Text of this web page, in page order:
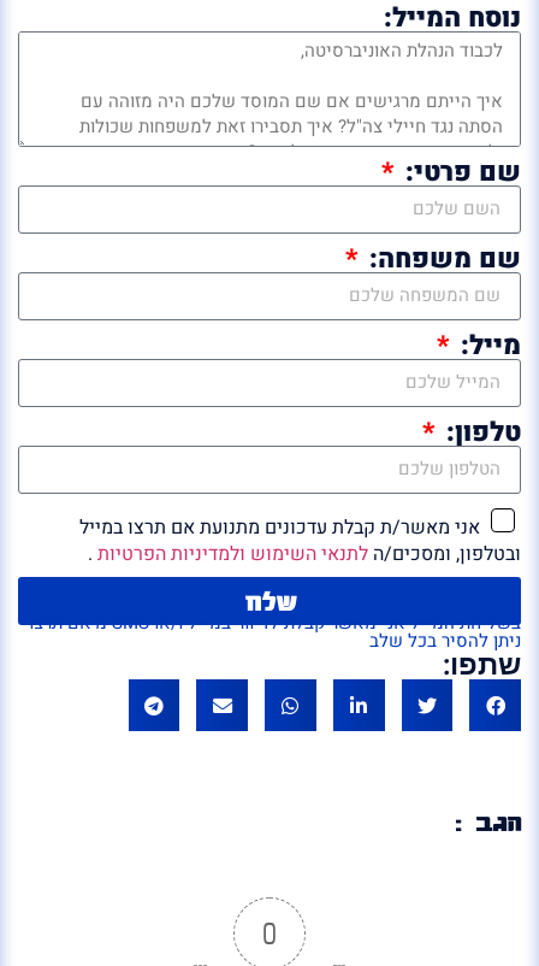
נוסח המייל:
שם פרטי:
שם משפחה:
מייל:
טלפון:
אני מאשר/ת קבלת עדכונים מתנועת אם תרצו במייל
ובטלפון, ומסכים/ה לתנאי השימוש ולמדיניות הפרטיות .
שלח
בשליחת המייל אני מאשר קבלת לדיוור במייל ו/או SMS מ'אם תרצו'
ניתן להסיר בכל שלב
שתפו:
הגב :
0